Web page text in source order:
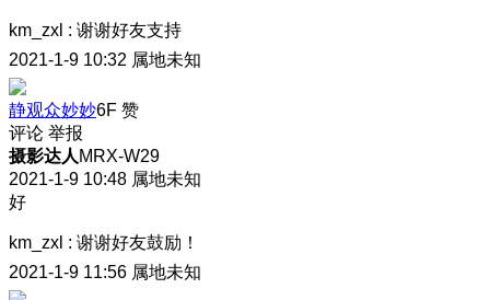
km_zxl : 谢谢好友支持
2021-1-9 10:32 属地未知
静观众妙妙6F 赞
评论 举报
摄影达人 MRX-W29
2021-1-9 10:48 属地未知
好
km_zxl : 谢谢好友鼓励！
2021-1-9 11:56 属地未知